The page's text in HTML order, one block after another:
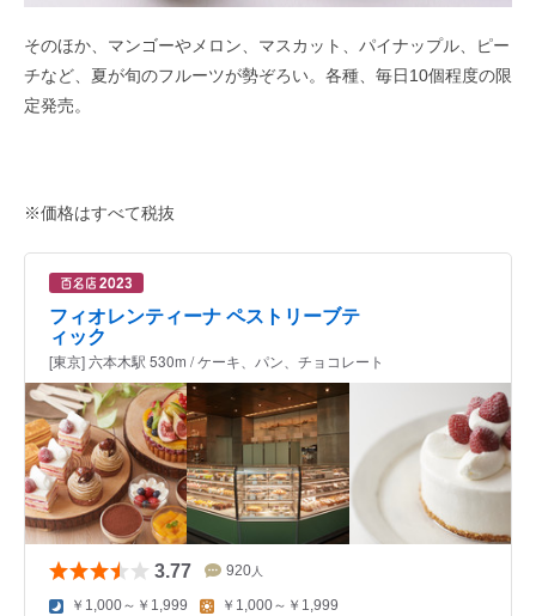
そのほか、マンゴーやメロン、マスカット、パイナップル、ピー
チなど、夏が旬のフルーツが勢ぞろい。各種、毎日10個程度の限
定発売。
※価格はすべて税抜
フィオレンティーナ ペストリーブテ
ィック
[東京] 六本木駅 530m / ケーキ、パン、チョコレート
3.77 920 人
￥1,000～￥1,999 ￥1,000～￥1,999